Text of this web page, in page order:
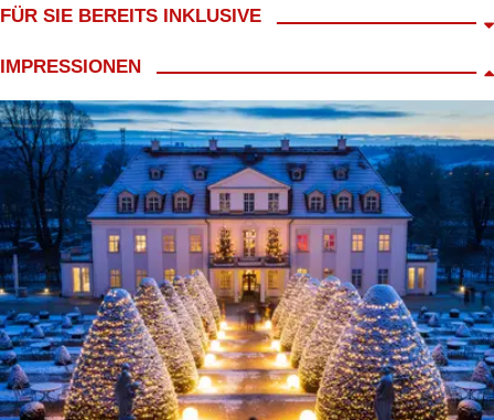
FÜR SIE BEREITS INKLUSIVE
Begrüßungskaffee
LANG Reiseleiter
Empfang mit Schloss Wackerbarth "Heiß&Weiß"-Glühwein und
Original Dresdner Christstollen
Führung inkl. 3er Weinprobe
ca. 2,5h Freizeit in Dresden
IMPRESSIONEN